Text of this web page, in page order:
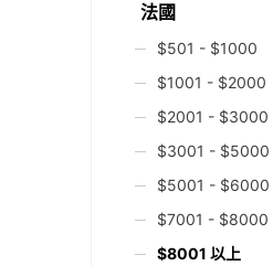
法國
$501 - $1000
$1001 - $2000
$2001 - $3000
$3001 - $5000
$5001 - $6000
$7001 - $8000
$8001 以上